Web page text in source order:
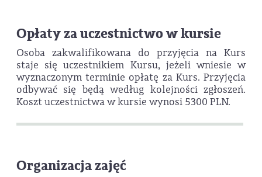
Opłaty za uczestnictwo w kursie
Osoba zakwalifikowana do przyjęcia na Kurs
staje się uczestnikiem Kursu, jeżeli wniesie w
wyznaczonym terminie opłatę za Kurs. Przyjęcia
odbywać się będą według kolejności zgłoszeń.
Koszt uczestnictwa w kursie wynosi 5300 PLN.
Organizacja zajęć